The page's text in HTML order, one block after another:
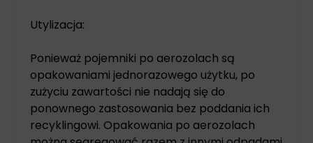
Utylizacja:
Ponieważ pojemniki po aerozolach są
opakowaniami jednorazowego użytku, po
zużyciu zawartości nie nadają się do
ponownego zastosowania bez poddania ich
recyklingowi. Opakowania po aerozolach